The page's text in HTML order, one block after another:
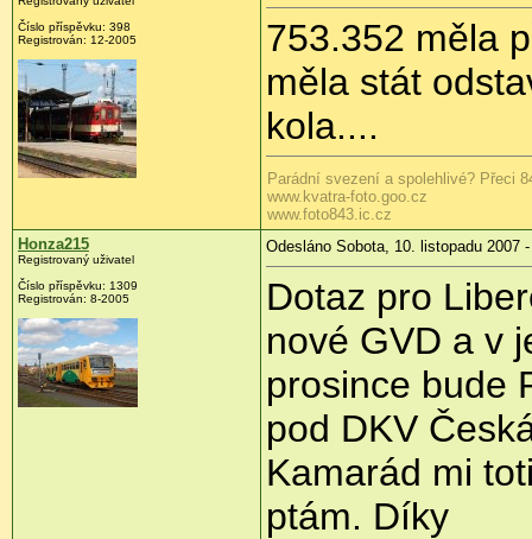
Číslo příspěvku: 398
Registrován: 12-2005
753.352 měla
měla stát
kola....
Parádní svezení a spolehlivé? Přeci
www.kvatra-foto.goo.cz
www.foto843.ic.cz
Honza215
Registrovaný uživatel
Číslo příspěvku: 1309
Registrován: 8-2005
Odesláno Sobota, 10. listopadu 2007
Dotaz pro
nové GVD a v
prosince bude
pod DKV
Kamarád mi
ptám. Díky